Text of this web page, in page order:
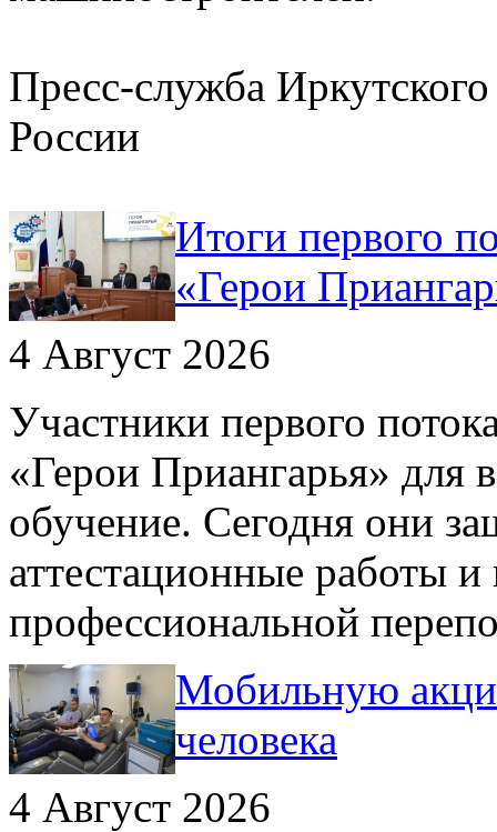
Пресс-служба
России
Итоги первого
«Герои
4 Август 2026
Участники первого
«Герои Приангарья» для
обучение. Сегодня они
аттестационные работы
профессиональной
Мобильную
человека
4 Август 2026